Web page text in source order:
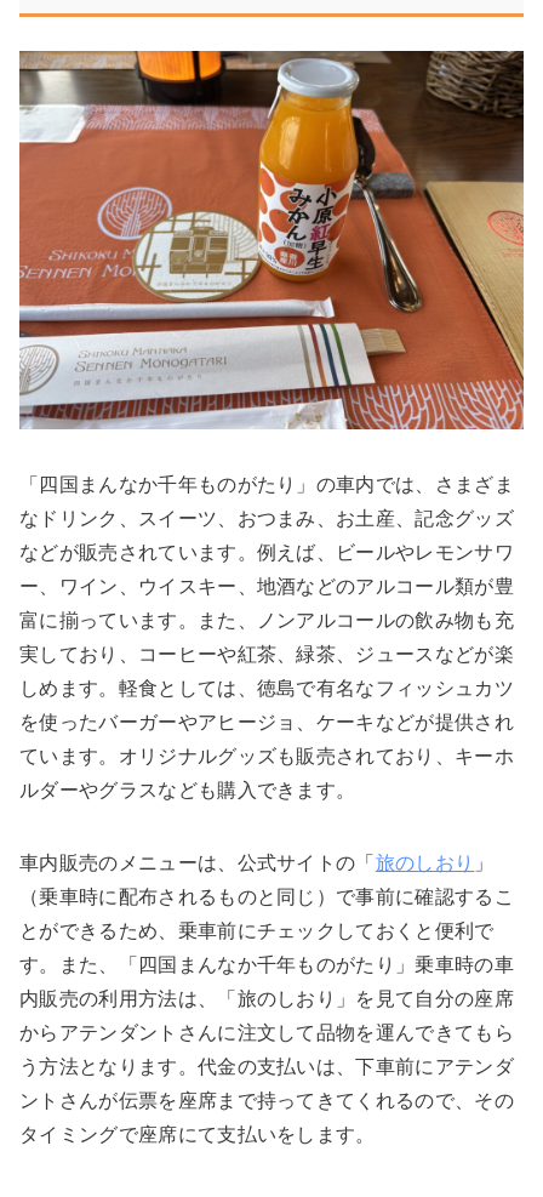
「四国まんなか千年ものがたり」の車内では、さまざま
なドリンク、スイーツ、おつまみ、お土産、記念グッズ
などが販売されています。例えば、ビールやレモンサワ
ー、ワイン、ウイスキー、地酒などのアルコール類が豊
富に揃っています。また、ノンアルコールの飲み物も充
実しており、コーヒーや紅茶、緑茶、ジュースなどが楽
しめます。軽食としては、徳島で有名なフィッシュカツ
を使ったバーガーやアヒージョ、ケーキなどが提供され
ています。オリジナルグッズも販売されており、キーホ
ルダーやグラスなども購入できます。
車内販売のメニューは、公式サイトの「 旅のしおり 」
（乗車時に配布されるものと同じ）で事前に確認するこ
とができるため、乗車前にチェックしておくと便利で
す。また、「四国まんなか千年ものがたり」乗車時の車
内販売の利用方法は、「旅のしおり」を見て自分の座席
からアテンダントさんに注文して品物を運んできてもら
う方法となります。代金の支払いは、下車前にアテンダ
ントさんが伝票を座席まで持ってきてくれるので、その
タイミングで座席にて支払いをします。